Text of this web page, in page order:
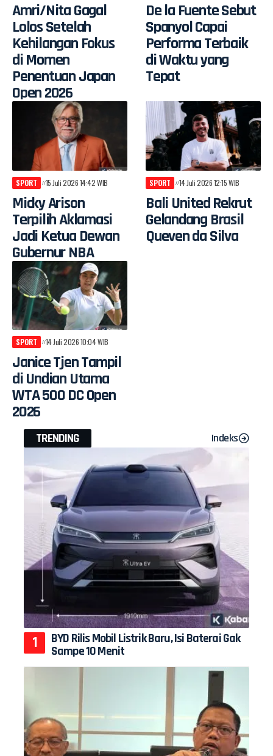
Amri/Nita Gagal
Lolos Setelah
Kehilangan Fokus
di Momen
Penentuan Japan
Open 2026
De la Fuente Sebut
Spanyol Capai
Performa Terbaik
di Waktu yang
Tepat
SPORT 15 Juli 2026 14:42 WIB
Micky Arison
Terpilih Aklamasi
Jadi Ketua Dewan
Gubernur NBA
SPORT 14 Juli 2026 12:15 WIB
Bali United Rekrut
Gelandang Brasil
Queven da Silva
SPORT 14 Juli 2026 10:04 WIB
Janice Tjen Tampil
di Undian Utama
WTA 500 DC Open
2026
TRENDING Indeks
BYD Rilis Mobil Listrik Baru, Isi Baterai Gak
Sampe 10 Menit